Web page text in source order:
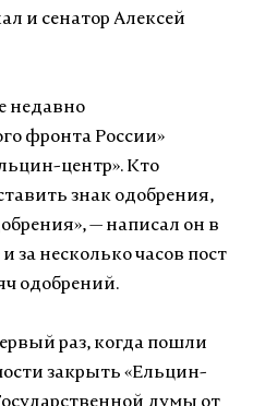
и сенатор Алексей
недавно
фронта России»
центр». Кто
знак одобрения,
— написал он в
за несколько часов пост
одобрений.
раз, когда пошли
закрыть «Ельцин-